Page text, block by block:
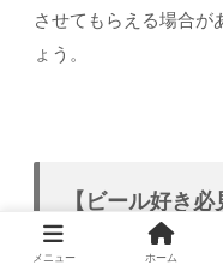
させてもらえる場合が
ょう。
【ビール好き
+ Kitchen周辺
食店
メニュー ホーム